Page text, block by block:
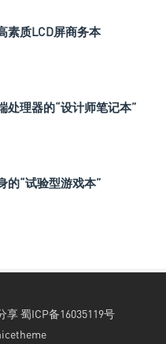
素质LCD屏商务本
处理器的“设计师笔记本”
的“试验型游戏本”
享 蜀ICP备16035119号